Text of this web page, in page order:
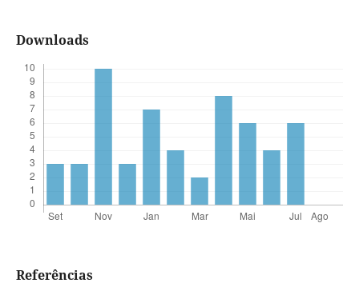
Downloads
Referências